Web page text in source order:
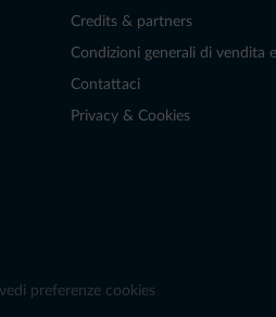
Credits & partners
Condizioni generali di vendita
Contattaci
Privacy & Cookies
preferenze cookies